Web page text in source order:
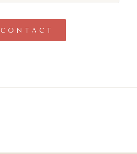
C O N T A C T